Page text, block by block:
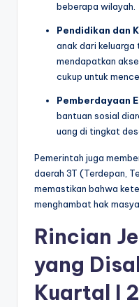
beberapa wilayah.
Pendidikan dan
anak dari
mendapatkan
cukup untuk
Pemberdayaan
bantuan sosial
uang di tingkat
Pemerintah juga
daerah 3T (Terdepan,
memastikan bahwa
menghambat hak
Rincian
yang
Kuartal I